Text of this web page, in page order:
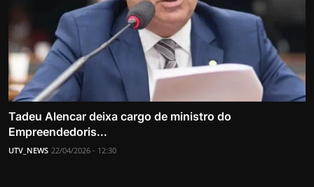
Tadeu Alencar deixa cargo de ministro do
Empreendedoris...
UTV_NEWS 22/04/2026 - 12:30